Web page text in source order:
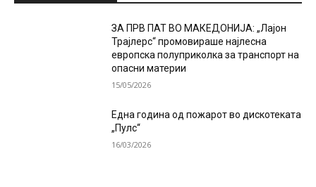
ЗА ПРВ ПАТ ВО МАКЕДОНИЈА: „Лајон
Трајлерс“ промовираше најлесна
европска полуприколка за транспорт на
опасни материи
15/05/2026
Една година од пожарот во дискотеката
„Пулс“
16/03/2026